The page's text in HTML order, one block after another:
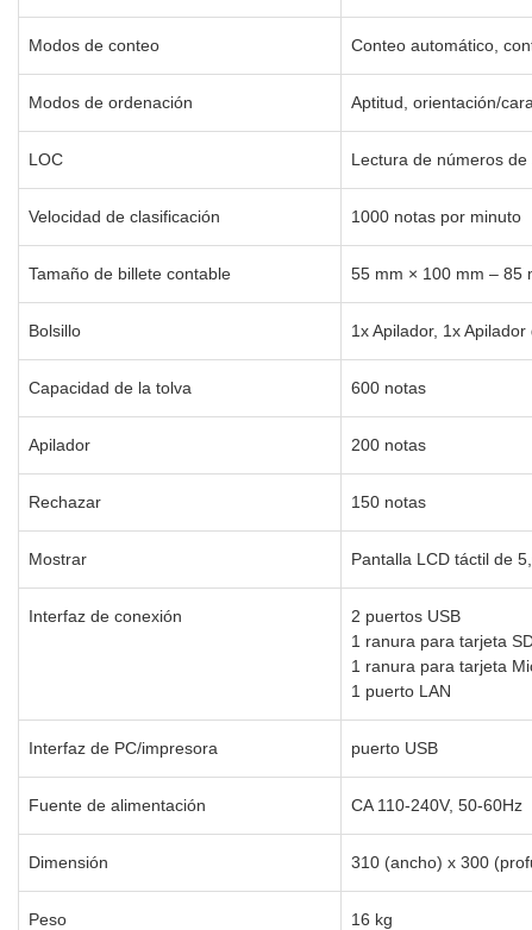
Modos de conteo Conteo automático,
Modos de ordenación Aptitud, orientación/
LOC Lectura de números
Velocidad de clasificación 1000 notas por minuto
Tamaño de billete contable 55 mm × 100 mm – 85
Bolsillo 1x Apilador, 1x
Capacidad de la tolva 600 notas
Apilador 200 notas
Rechazar 150 notas
Mostrar Pantalla LCD táctil de
Interfaz de conexión
2 puertos USB
1 ranura para tarjeta
1 ranura para tarjeta
1 puerto LAN
Interfaz de PC/impresora puerto USB
Fuente de alimentación CA 110-240V, 50-60Hz
Dimensión 310 (ancho) x 300
Peso 16 kg